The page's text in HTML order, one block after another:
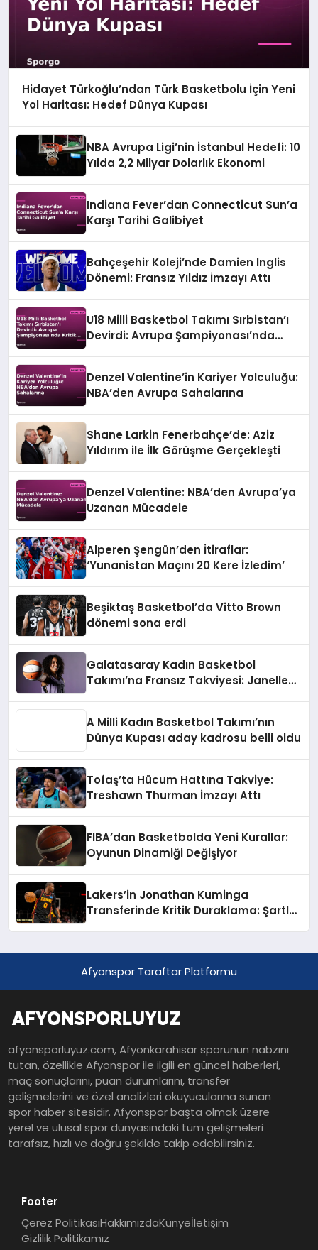
Hidayet Türkoğlu’ndan Türk Basketbolu İçin Yeni
Yol Haritası: Hedef Dünya Kupası
NBA Avrupa Ligi’nin İstanbul Hedefi: 10
Yılda 2,2 Milyar Dolarlık Ekonomi
Indiana Fever’dan Connecticut Sun’a
Karşı Tarihi Galibiyet
Bahçeşehir Koleji’nde Damien Inglis
Dönemi: Fransız Yıldız İmzayı Attı
U18 Milli Basketbol Takımı Sırbistan’ı
Devirdi: Avrupa Şampiyonası’nda
Denzel Valentine’in Kariyer Yolculuğu:
NBA’den Avrupa Sahalarına
Shane Larkin Fenerbahçe’de: Aziz
Yıldırım ile İlk Görüşme Gerçekleşti
Denzel Valentine: NBA’den Avrupa’ya
Uzanan Mücadele
Alperen Şengün’den İtiraflar:
‘Yunanistan Maçını 20 Kere İzledim’
Beşiktaş Basketbol’da Vitto Brown
dönemi sona erdi
Galatasaray Kadın Basketbol
Takımı’na Fransız Takviyesi: Janelle
A Milli Kadın Basketbol Takımı’nın
Dünya Kupası aday kadrosu belli oldu
Tofaş’ta Hücum Hattına Takviye:
Treshawn Thurman İmzayı Attı
FIBA’dan Basketbolda Yeni Kurallar:
Oyunun Dinamiği Değişiyor
Lakers’in Jonathan Kuminga
Transferinde Kritik Duraklama: Şartlar
Afyonspor Taraftar Platformu
afyonsporluyuz.com, Afyonkarahisar sporunun nabzını
tutan, özellikle Afyonspor ile ilgili en güncel haberleri,
maç sonuçlarını, puan durumlarını, transfer
gelişmelerini ve özel analizleri okuyucularına sunan
spor haber sitesidir. Afyonspor başta olmak üzere
yerel ve ulusal spor dünyasındaki tüm gelişmeleri
tarafsız, hızlı ve doğru şekilde takip edebilirsiniz.
Footer
Çerez PolitikasıHakkımızdaKünyeİletişim
Gizlilik Politikamız